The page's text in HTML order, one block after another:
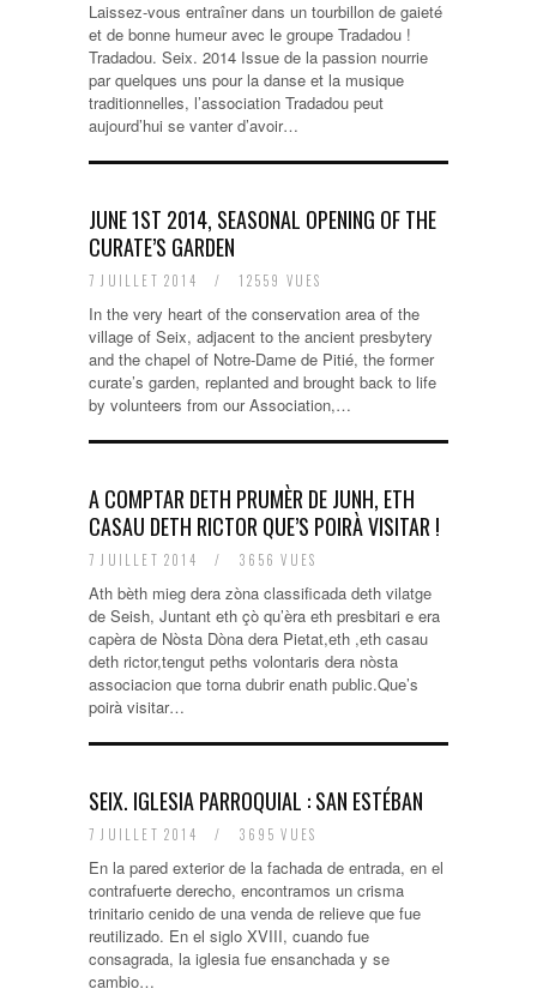
Laissez-vous entraîner dans un tourbillon de gaieté
et de bonne humeur avec le groupe Tradadou !
Tradadou. Seix. 2014 Issue de la passion nourrie
par quelques uns pour la danse et la musique
traditionnelles, l’association Tradadou peut
aujourd’hui se vanter d’avoir…
JUNE 1ST 2014, SEASONAL OPENING OF THE
CURATE’S GARDEN
7 JUILLET 2014 / 12559 VUES
In the very heart of the conservation area of the
village of Seix, adjacent to the ancient presbytery
and the chapel of Notre-Dame de Pitié, the former
curate’s garden, replanted and brought back to life
by volunteers from our Association,…
A COMPTAR DETH PRUMÈR DE JUNH, ETH
CASAU DETH RICTOR QUE’S POIRÀ VISITAR !
7 JUILLET 2014 / 3656 VUES
Ath bèth mieg dera zòna classificada deth vilatge
de Seish, Juntant eth çò qu’èra eth presbitari e era
capèra de Nòsta Dòna dera Pietat,eth ,eth casau
deth rictor,tengut peths volontaris dera nòsta
associacion que torna dubrir enath public.Que’s
poirà visitar…
SEIX. IGLESIA PARROQUIAL : SAN ESTÉBAN
7 JUILLET 2014 / 3695 VUES
En la pared exterior de la fachada de entrada, en el
contrafuerte derecho, encontramos un crisma
trinitario cenido de una venda de relieve que fue
reutilizado. En el siglo XVIII, cuando fue
consagrada, la iglesia fue ensanchada y se
cambio…